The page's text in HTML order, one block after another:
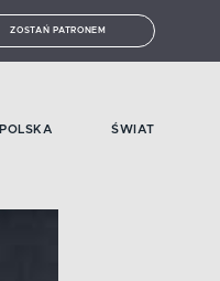
ZOSTAŃ PATRONEM
POLSKA ŚWIAT